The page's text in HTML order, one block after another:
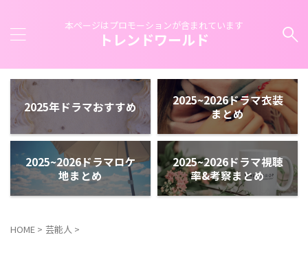
本ページはプロモーションが含まれています
トレンドワールド
2025年ドラマおすすめ
2025~2026ドラマ衣装
まとめ
2025~2026ドラマロケ
地まとめ
2025~2026ドラマ視聴
率&考察まとめ
HOME > 芸能人 >